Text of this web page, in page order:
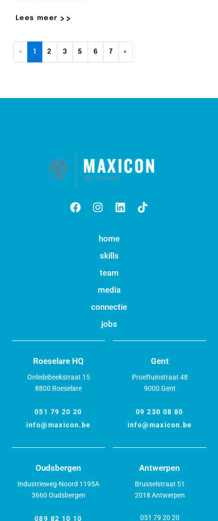
Lees meer
« 1 (current)
2 3 5 6 7 »
home
skills
team
media
connectie
jobs
Roeselare HQ
Onledebeekstraat 15
8800 Roeselare
051 79 20 20
info@maxicon.be
Gent
Proeftuinstraat 48
9000 Gent
09 230 08 80
info@maxicon.be
Oudsbergen
Industrieweg-Noord 1195A
3660 Oudsbergen
089 82 10 10
Antwerpen
Brusselstraat 51
2018 Antwerpen
051 79 20 20